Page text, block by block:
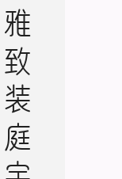
雅
致
装
庭
宇
。
黄
花
开
淡
泞
。
细
香
明
艳
尽
天
与
。
助
秀
色
堪
餐
，
向
晓
自
有
真
珠
露
。
刚
被
金
钱
妒
。
拟
买
断
秋
天
，
容
易
独
步